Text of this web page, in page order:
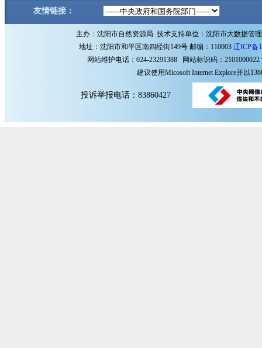
友情链接：
主办：沈阳市自然资源局 技术支持单位：沈阳市大数据管
地址：沈阳市和平区南四经街149号 邮编：110003 辽ICP备
网站维护电话：024-23291388 网站标识码：2101000022
建议使用Micosoft Internet Explore并以
投诉举报电话：83860427